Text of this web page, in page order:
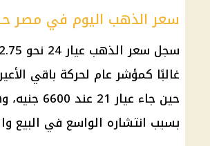
سعر الذهب اليوم في مصر
حين جاء
بسبب انتشاره الواسع في البيع